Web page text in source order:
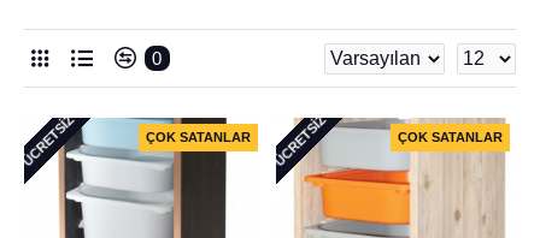
0
ÇOK SATANLAR
ÜCRETSIZ ÇOK SATANLAR
ÜCRETSIZ